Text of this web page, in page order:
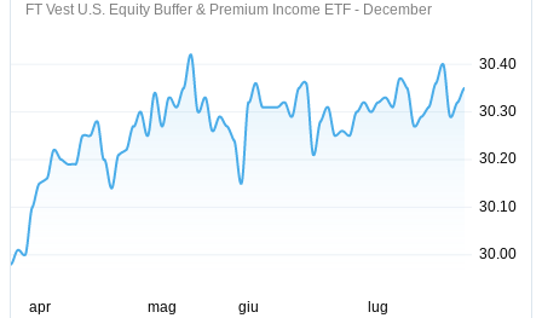
FT Vest U.S. Equity Buffer & Premium Income ETF - December